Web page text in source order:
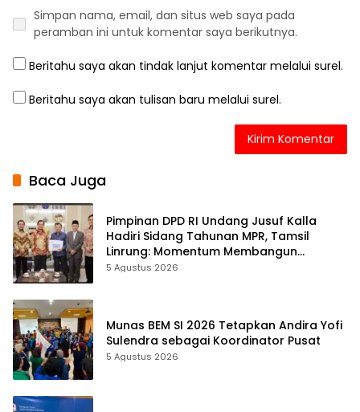
Simpan nama, email, dan situs web saya pada
peramban ini untuk komentar saya berikutnya.
Beritahu saya akan tindak lanjut komentar melalui surel.
Beritahu saya akan tulisan baru melalui surel.
Baca Juga
Pimpinan DPD RI Undang Jusuf Kalla
Hadiri Sidang Tahunan MPR, Tamsil
Linrung: Momentum Membangun
Solidaritas Kepemimpinan Bangsa
5 Agustus 2026
Munas BEM SI 2026 Tetapkan Andira Yofi
Sulendra sebagai Koordinator Pusat
5 Agustus 2026